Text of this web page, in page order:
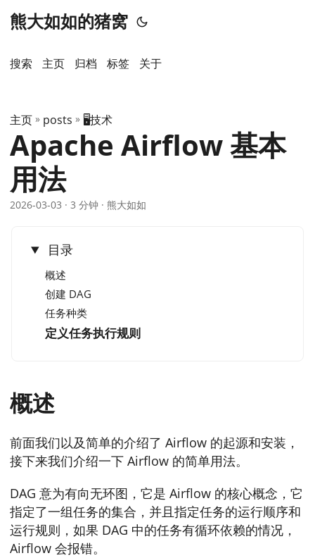
熊大如如的猪窝
搜索 主页 ️归档 标签 关于
主页 » posts » 🖥️技术
Apache Airflow 基本
用法
2026-03-03 · 3 分钟 · 熊大如如
目录
概述
创建 DAG
任务种类
定义任务执行规则
概述
前面我们以及简单的介绍了 Airflow 的起源和安装，
接下来我们介绍一下 Airflow 的简单用法。
DAG 意为有向无环图，它是 Airflow 的核心概念，它
指定了一组任务的集合，并且指定任务的运行顺序和
运行规则，如果 DAG 中的任务有循环依赖的情况，
Airflow 会报错。